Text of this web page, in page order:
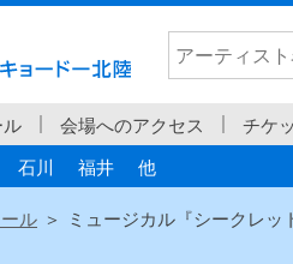
会場へのアクセス チケ
石川 福井 他
ル ミュージカル『シークレッ